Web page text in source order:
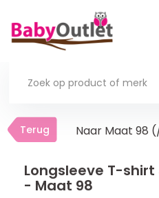
Terug
Thuis
Terug Naar Maat 98
Longsleeve T-
- Maat 98